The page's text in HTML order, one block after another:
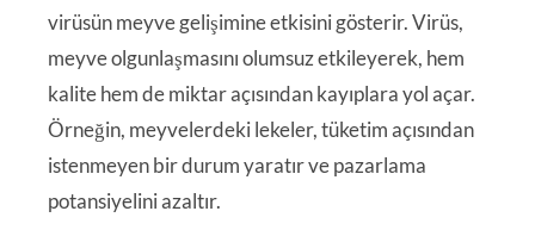
virüsün meyve gelişimine etkisini gösterir. Virüs,
meyve olgunlaşmasını olumsuz etkileyerek, hem
kalite hem de miktar açısından kayıplara yol açar.
Örneğin, meyvelerdeki lekeler, tüketim açısından
istenmeyen bir durum yaratır ve pazarlama
potansiyelini azaltır.